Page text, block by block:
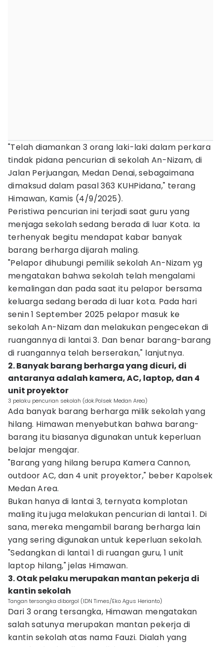
"Telah diamankan 3 orang laki-laki dalam perkara
tindak pidana pencurian di sekolah An-Nizam, di
Jalan Perjuangan, Medan Denai, sebagaimana
dimaksud dalam pasal 363 KUHPidana," terang
Himawan, Kamis (4/9/2025).
Peristiwa pencurian ini terjadi saat guru yang
menjaga sekolah sedang berada di luar Kota. Ia
terhenyak begitu mendapat kabar banyak
barang berharga dijarah maling.
"Pelapor dihubungi pemilik sekolah An-Nizam yg
mengatakan bahwa sekolah telah mengalami
kemalingan dan pada saat itu pelapor bersama
keluarga sedang berada di luar kota. Pada hari
senin 1 September 2025 pelapor masuk ke
sekolah An-Nizam dan melakukan pengecekan di
ruangannya di lantai 3. Dan benar barang-barang
di ruangannya telah berserakan," lanjutnya.
2. Banyak barang berharga yang dicuri, di
antaranya adalah kamera, AC, laptop, dan 4
unit proyektor
3 pelaku pencurian sekolah (dok.Polsek Medan Area)
Ada banyak barang berharga milik sekolah yang
hilang. Himawan menyebutkan bahwa barang-
barang itu biasanya digunakan untuk keperluan
belajar mengajar.
"Barang yang hilang berupa Kamera Cannon,
outdoor AC, dan 4 unit proyektor," beber Kapolsek
Medan Area.
Bukan hanya di lantai 3, ternyata komplotan
maling itu juga melakukan pencurian di lantai 1. Di
sana, mereka mengambil barang berharga lain
yang sering digunakan untuk keperluan sekolah.
"Sedangkan di lantai 1 di ruangan guru, 1 unit
laptop hilang," jelas Himawan.
3. Otak pelaku merupakan mantan pekerja di
kantin sekolah
Tangan tersangka diborgol (IDN Times/Eko Agus Herianto)
Dari 3 orang tersangka, Himawan mengatakan
salah satunya merupakan mantan pekerja di
kantin sekolah atas nama Fauzi. Dialah yang